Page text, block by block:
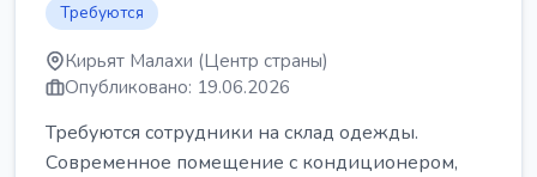
Требуются
Кирьят Малахи (Центр страны)
Опубликовано: 19.06.2026
Требуются сотрудники на склад одежды.
Современное помещение с кондиционером,